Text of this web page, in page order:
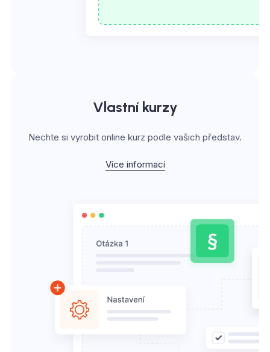
Vlastní kurzy
Nechte si vyrobit online kurz podle vašich představ.
Více informací